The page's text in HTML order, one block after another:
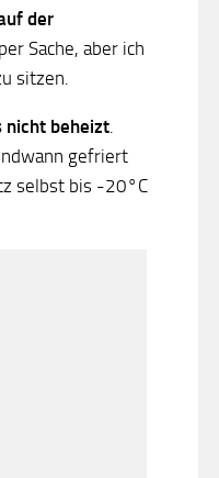
der
Sache, aber ich
sitzen.
nicht beheizt
gefriert
selbst bis -20°C